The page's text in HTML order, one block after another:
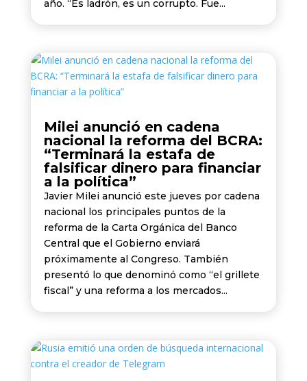
año. “Es ladrón, es un corrupto. Fue...
Milei anunció en cadena
nacional la reforma del BCRA:
“Terminará la estafa de
falsificar dinero para financiar
a la política”
Javier Milei anunció este jueves por cadena
nacional los principales puntos de la
reforma de la Carta Orgánica del Banco
Central que el Gobierno enviará
próximamente al Congreso. También
presentó lo que denominó como “el grillete
fiscal” y una reforma a los mercados...